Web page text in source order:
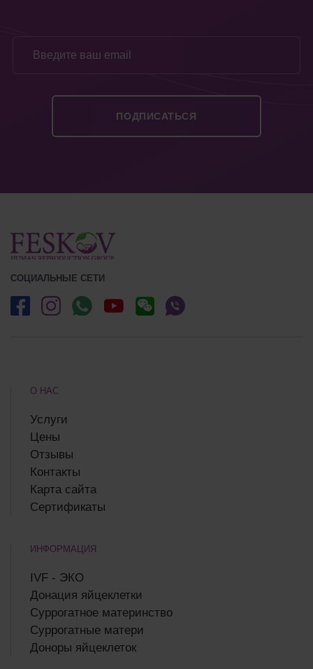
СОЦИАЛЬНЫЕ СЕТИ
О НАС
Услуги
Цены
Отзывы
Контакты
Карта сайта
Сертификаты
ИНФОРМАЦИЯ
IVF - ЭКО
Донация яйцеклетки
Суррогатное материнство
Суррогатные матери
Доноры яйцеклеток